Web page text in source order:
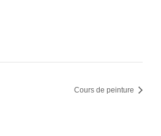
Cours de peinture